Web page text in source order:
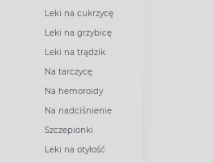
Leki na cukrzycę
Leki na grzybicę
Leki na trądzik
Na tarczycę
Na hemoroidy
Na nadciśnienie
Szczepionki
Leki na otyłość